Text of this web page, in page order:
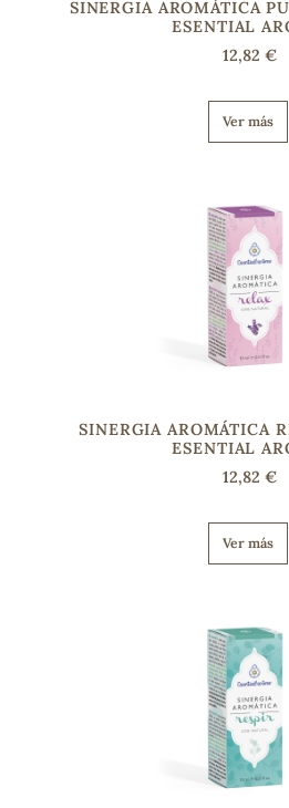
SINERGIA AROMÁTICA
ESENTIAL
12,82 €
Ver más
SINERGIA AROMÁTICA
ESENTIAL
12,82 €
Ver más